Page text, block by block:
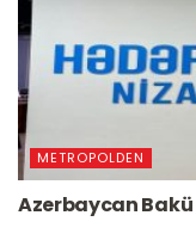
METROPOLDEN
Azerbaycan Bakü